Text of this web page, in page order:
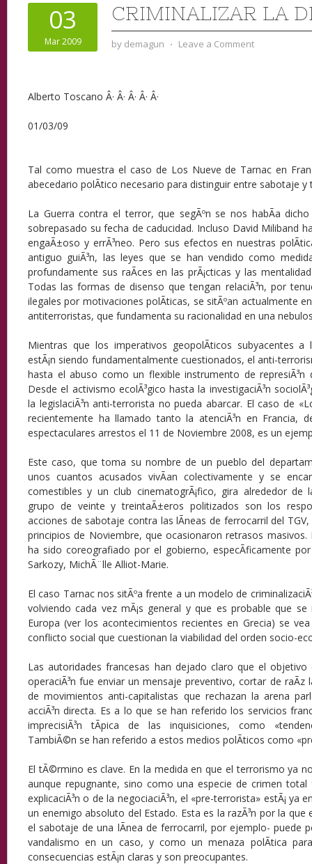
03
Mar 2009
CRIMINALIZAR LA
by demagun ⋅ Leave a Comment
Alberto Toscano Â· Â· Â· Â· Â·
01/03/09
Tal como muestra el caso de Los Nueve de Tarnac en
abecedario polÃ­tico necesario para distinguir entre sabotaje y
La Guerra contra el terror, que segÃºn se nos habÃ­a
sobrepasado su fecha de caducidad. Incluso David Miliband
engaÃ±oso y errÃ³neo. Pero sus efectos en nuestras
antiguo guiÃ³n, las leyes que se han vendido como
profundamente sus raÃ­ces en las prÃ¡cticas y las
Todas las formas de disenso que tengan relaciÃ³n, por
ilegales por motivaciones polÃ­ticas, se sitÃºan actualmente
antiterroristas, que fundamenta su racionalidad en una
Mientras que los imperativos geopolÃ­ticos subyacentes
estÃ¡n siendo fundamentalmente cuestionados, el anti-
hasta el abuso como un flexible instrumento de
Desde el activismo ecolÃ³gico hasta la investigaciÃ³n
la legislaciÃ³n anti-terrorista no pueda abarcar. El caso de
recientemente ha llamado tanto la atenciÃ³n en Francia,
espectaculares arrestos el 11 de Noviembre 2008, es un
Este caso, que toma su nombre de un pueblo del
unos cuantos acusados vivÃ­an colectivamente y se
comestibles y un club cinematogrÃ¡fico, gira alrededor de
grupo de veinte y treintaÃ±eros politizados son los
acciones de sabotaje contra las lÃ­neas de ferrocarril del
principios de Noviembre, que ocasionaron retrasos
ha sido coreografiado por el gobierno, especÃ­ficamente
Sarkozy, MichÃ¨lle Alliot-Marie.
El caso Tarnac nos sitÃºa frente a un modelo de
volviendo cada vez mÃ¡s general y que es probable que
Europa (ver los acontecimientos recientes en Grecia) se
conflicto social que cuestionan la viabilidad del orden socio-
Las autoridades francesas han dejado claro que el
operaciÃ³n fue enviar un mensaje preventivo, cortar de raÃ­z
de movimientos anti-capitalistas que rechazan la arena
acciÃ³n directa. Es a lo que se han referido los servicios
imprecisiÃ³n tÃ­pica de las inquisiciones, como
TambiÃ©n se han referido a estos medios polÃ­ticos como
El tÃ©rmino es clave. En la medida en que el terrorismo ya
aunque repugnante, sino como una especie de crimen
explicaciÃ³n o de la negociaciÃ³n, el «pre-terrorista» estÃ¡ ya
un enemigo absoluto del Estado. Esta es la razÃ³n por la
el sabotaje de una lÃ­nea de ferrocarril, por ejemplo- puede
vandalismo en un caso, y como un menaza polÃ­tica
consecuencias estÃ¡n claras y son preocupantes.